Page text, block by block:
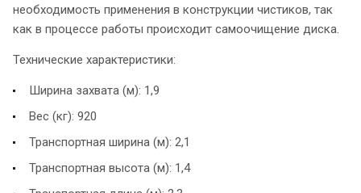
необходимость применения в конструкции чистиков, так
как в процессе работы происходит самоочищение диска.
Технические характеристики:
Ширина захвата (м): 1,9
Вес (кг): 920
Транспортная ширина (м): 2,1
Транспортная высота (м): 1,4